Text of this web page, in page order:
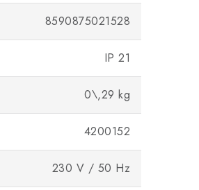
8590875021528
IP 21
0\,29 kg
4200152
230 V / 50 Hz